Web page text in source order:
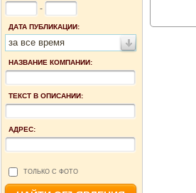
-
ДАТА ПУБЛИКАЦИИ:
за все время
НАЗВАНИЕ КОМПАНИИ:
ТЕКСТ В ОПИСАНИИ:
АДРЕС:
ТОЛЬКО С ФОТО